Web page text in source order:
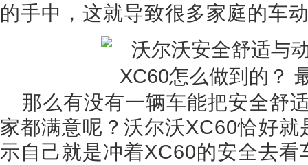
的手中，这就导致很多家庭的车
那么有没有一辆车能把安全舒
家都满意呢？沃尔沃XC60恰好
示自己就是冲着XC60的安全去